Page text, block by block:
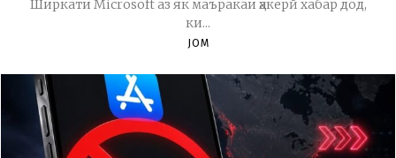
Ширкати Microsoft аз як маъракаи ҳакерӣ хабар дод,
ки...
JOM